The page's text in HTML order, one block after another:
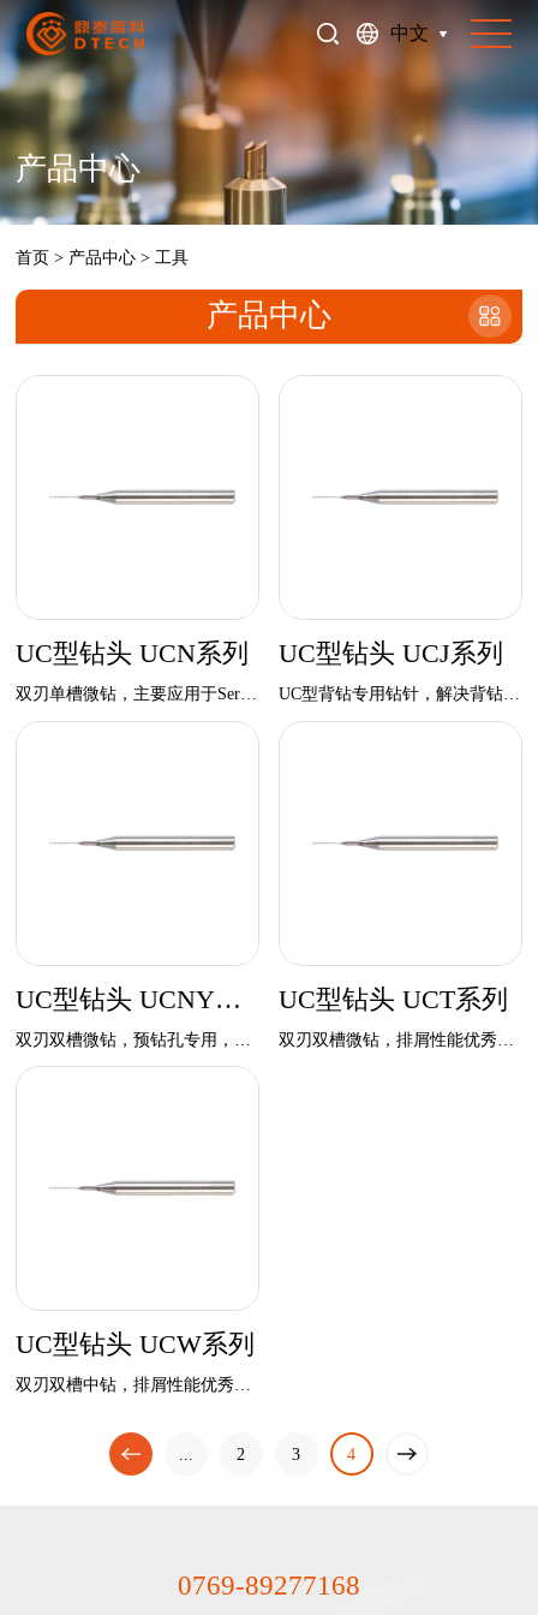
中文
产品中心
首页 > 产品中心 > 工具
产品中心
UC型钻头 UCN系列 UC型钻头 UCJ系列
UC型钻头 UCNY系列 UC型钻头 UCT系列
UC型钻头 UCW系列
双刃双槽中钻，排屑性能优秀，保证良好的孔壁品质。
上
2 3 4
下
0769-89277168